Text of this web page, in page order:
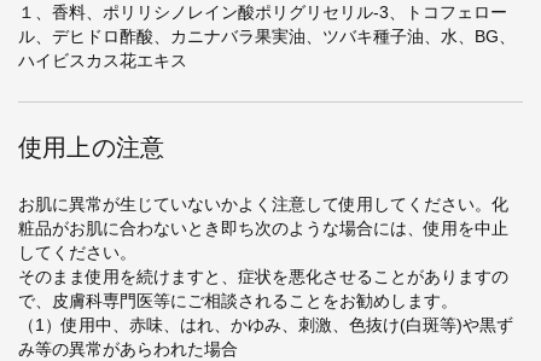
１、香料、ポリリシノレイン酸ポリグリセリル-3、トコフェロー
ル、デヒドロ酢酸、カニナバラ果実油、ツバキ種子油、水、BG、
ハイビスカス花エキス
使用上の注意
お肌に異常が生じていないかよく注意して使用してください。化
粧品がお肌に合わないとき即ち次のような場合には、使用を中止
してください。
そのまま使用を続けますと、症状を悪化させることがありますの
で、皮膚科専門医等にご相談されることをお勧めします。
（1）使用中、赤味、はれ、かゆみ、刺激、色抜け(白斑等)や黒ず
み等の異常があらわれた場合